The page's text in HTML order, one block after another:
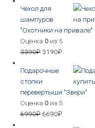
Чехол для
шампуров
"Охотники на привале"
Оценка 0 из 5
3390₽ 3190₽
Подарочные
стопки
перевертыши "Звери"
Оценка 0 из 5
6990₽ 6690₽